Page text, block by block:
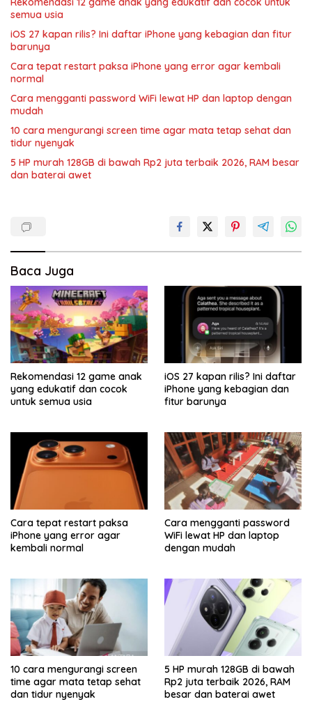
semua usia
iOS 27 kapan rilis? Ini daftar iPhone yang kebagian dan fitur
barunya
Cara tepat restart paksa iPhone yang error agar kembali
normal
Cara mengganti password WiFi lewat HP dan laptop dengan
mudah
10 cara mengurangi screen time agar mata tetap sehat dan
tidur nyenyak
5 HP murah 128GB di bawah Rp2 juta terbaik 2026, RAM besar
dan baterai awet
Baca Juga
Rekomendasi 12 game anak
yang edukatif dan cocok
untuk semua usia
iOS 27 kapan rilis? Ini daftar
iPhone yang kebagian dan
fitur barunya
Cara tepat restart paksa
iPhone yang error agar
kembali normal
Cara mengganti password
WiFi lewat HP dan laptop
dengan mudah
10 cara mengurangi screen
time agar mata tetap sehat
dan tidur nyenyak
5 HP murah 128GB di bawah
Rp2 juta terbaik 2026, RAM
besar dan baterai awet